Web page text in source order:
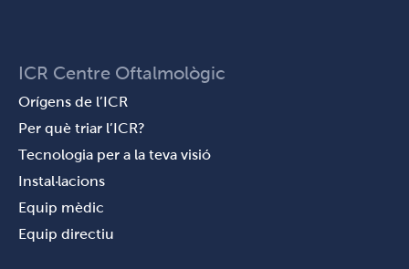
ICR Centre Oftalmològic
Orígens de l’ICR
Per què triar l’ICR?
Tecnologia per a la teva visió
Instal·lacions
Equip mèdic
Equip directiu